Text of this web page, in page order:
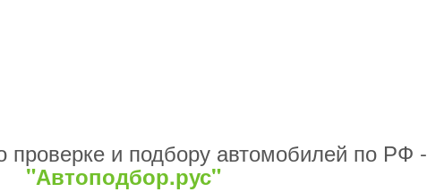
проверке и подбору автомобилей по РФ -
"Автоподбор.рус"